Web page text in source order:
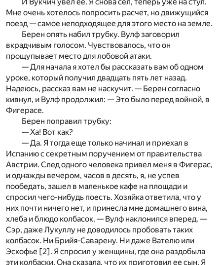
Мне очень хотелось попросить расчет, но движущийся
поезд — самое неподходящее для этого место на земле.
Берен опять набил трубку. Вулф заговорил
вкрадчивым голосом. Чувствовалось, что он
прощупывает место для лобовой атаки.
— Для начала я хотел бы рассказать вам об одном
уроке, который получил двадцать пять лет назад.
Надеюсь, рассказ вам не наскучит. — Берен согласно
кивнул, и Вулф продолжил: — Это было перед войной, в
Фигерасе.
Берен поправил трубку:
— Ха! Вот как?
— Да. Я тогда еще только начинал и приехал в
Испанию c секретным поручением от правительства
Австрии. След одного человека привел меня в Фигерас,
и однажды вечером, часов в десять, я, не успев
пообедать, зашел в маленькое кафе на площади и
спросил чего-нибудь поесть. Хозяйка ответила, что у
них почти ничего нет, и принесла мне домашнего вина,
хлеба и блюдо колбасок. — Вулф наклонился вперед. —
Сэр, даже Лукуллу не доводилось пробовать таких
колбасок. Ни Брийя-Саварену. Ни даже Вателю или
Эскофье [2]. Я спросил у женщины, где она раздобыла
эти колбаски. Она сказала, что их приготовил ее сын. Я